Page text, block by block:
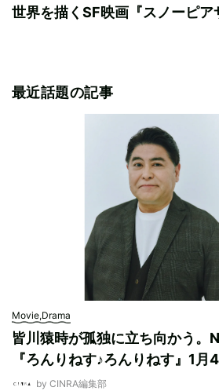
世界を描くSF映画『スノーピア
最近話題の記事
Movie,Drama
皆川猿時が孤独に立ち向かう。
『ろんりねす♪ろんりねす』1月
by CINRA編集部